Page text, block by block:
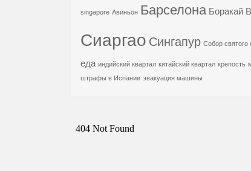
singapore Авиньон Барселона Боракай
Сиаргао Сингапур Собор святого
еда индийский квартал китайский квартал крепость
штрафы в Испании эвакуация машины